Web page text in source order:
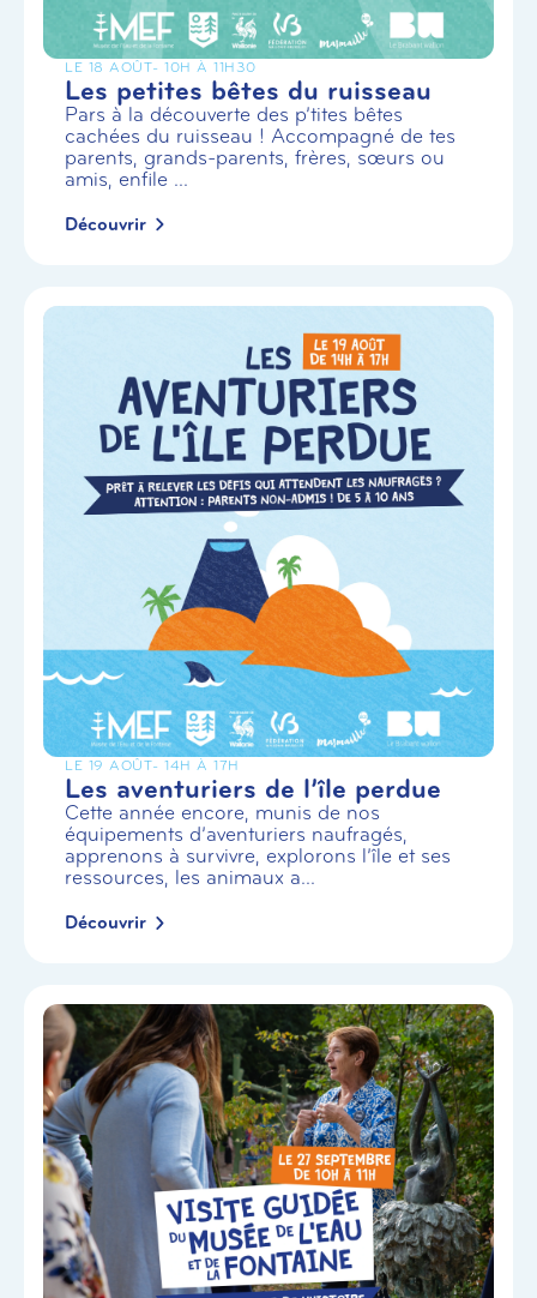
LE 18 AOÛT- 10H À 11H30
Les petites bêtes du ruisseau
Pars à la découverte des p’tites bêtes
cachées du ruisseau ! Accompagné de tes
parents, grands-parents, frères, sœurs ou
amis, enfile ...
Découvrir
LE 19 AOÛT- 14H À 17H
Les aventuriers de l’île perdue
Cette année encore, munis de nos
équipements d’aventuriers naufragés,
apprenons à survivre, explorons l’île et ses
ressources, les animaux a...
Découvrir